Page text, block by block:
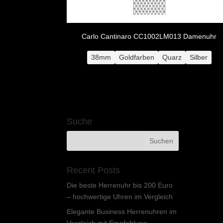
Carlo Cantinaro CC1002LM013 Damenuhr
38mm Goldfarben Quarz Silber
Suche
Recent Posts
Die beste Herrenuhr bis 200 Euro
– hochwertige Uhren im Vergleich
Elegante Business Herrenuhren im